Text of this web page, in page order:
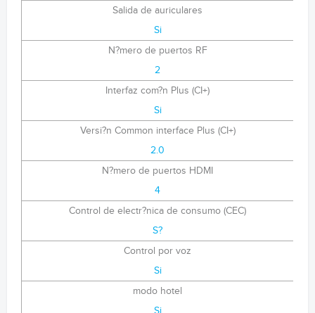
Salida de auriculares
Si
N?mero de puertos RF
2
Interfaz com?n Plus (CI+)
Si
Versi?n Common interface Plus (CI+)
2.0
N?mero de puertos HDMI
4
Control de electr?nica de consumo (CEC)
S?
Control por voz
Si
modo hotel